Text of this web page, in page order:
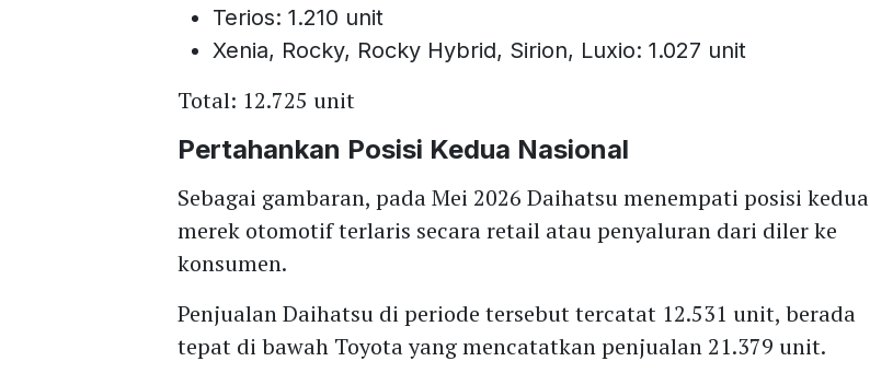
Terios: 1.210 unit
Xenia, Rocky, Rocky Hybrid, Sirion, Luxio: 1.027 unit
Total: 12.725 unit
Pertahankan Posisi Kedua Nasional
Sebagai gambaran, pada Mei 2026 Daihatsu menempati posisi kedua
merek otomotif terlaris secara retail atau penyaluran dari diler ke
konsumen.
Penjualan Daihatsu di periode tersebut tercatat 12.531 unit, berada
tepat di bawah Toyota yang mencatatkan penjualan 21.379 unit.